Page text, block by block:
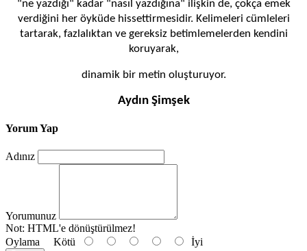
"ne yazdığı" kadar "nasıl yazdığına" ilişkin de, çokça emek
verdiğini her öyküde hissettirmesidir. Kelimeleri cümleleri
tartarak, fazlalıktan ve gereksiz betimlemelerden kendini
koruyarak,
dinamik bir metin oluşturuyor.
Aydın Şimşek
Yorum Yap
Adınız
Yorumunuz
Not: HTML'e dönüştürülmez!
Oylama Kötü İyi